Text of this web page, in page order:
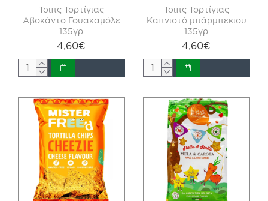
Τσιπς Τορτίγιας
Αβοκάντο Γουακαμόλε
135γρ
4,60€
Τσιπς Τορτίγιας
Καπνιστό μπάρμπεκιου
135γρ
4,60€